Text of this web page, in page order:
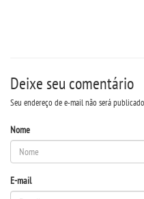
DESTAQUES
BLOG CONEXÃO UNIESP
Deixe seu comentário
Seu endereço de e-mail não será
Nome
E-mail